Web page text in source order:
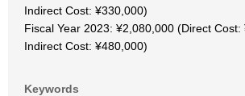
Indirect Cost: ¥330,000)
Fiscal Year 2023: ¥2,080,000 (Direct Cost:
Indirect Cost: ¥480,000)
Keywords